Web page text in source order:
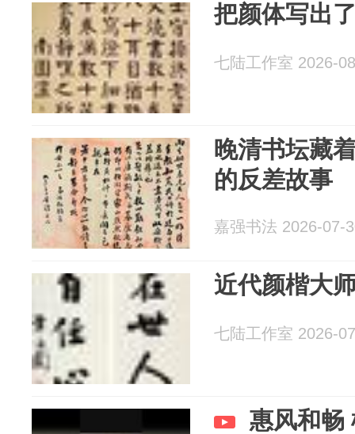
把颜体写出
七陆工作室 2026-
晚清书坛藏
的反差故事
嘉强书法 2026-07-
近代颜楷大
七陆工作室 2026-
惠风和畅 榜书 颜体 来源：颜